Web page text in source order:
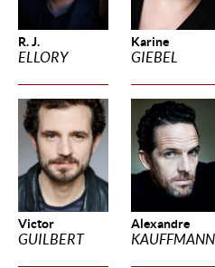
R. J.
ELLORY
Karine
GIEBEL
Victor
GUILBERT
Alexandre
KAUFFMANN